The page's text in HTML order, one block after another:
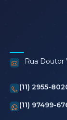
Rua Doutor
(11) 2955-
(11) 97499-